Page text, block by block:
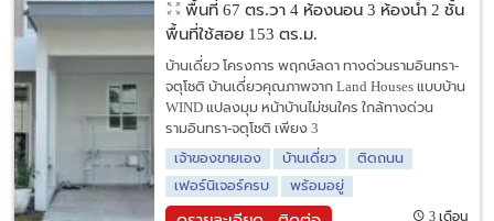
พื้นที่ 67 ตร.วา 4 ห้องนอน 3 ห้องน้ำ 2 ชั้น
พื้นที่ใช้สอย 153 ตร.ม.
บ้านเดี่ยว โครงการ พฤกษ์ลดา ทางด่วนรามอินทรา-
จตุโชติ บ้านเดี่ยวคุณภาพจาก Land Houses แบบบ้าน
WIND แปลงมุม หน้าบ้านไม่ชนใคร ใกล้ทางด่วน
รามอินทรา-จตุโชติ เพียง 3
เจ้าของขายเอง
บ้านเดี่ยว
ติดถนน
เฟอร์นิเจอร์ครบ
พร้อมอยู่
3 เดือน